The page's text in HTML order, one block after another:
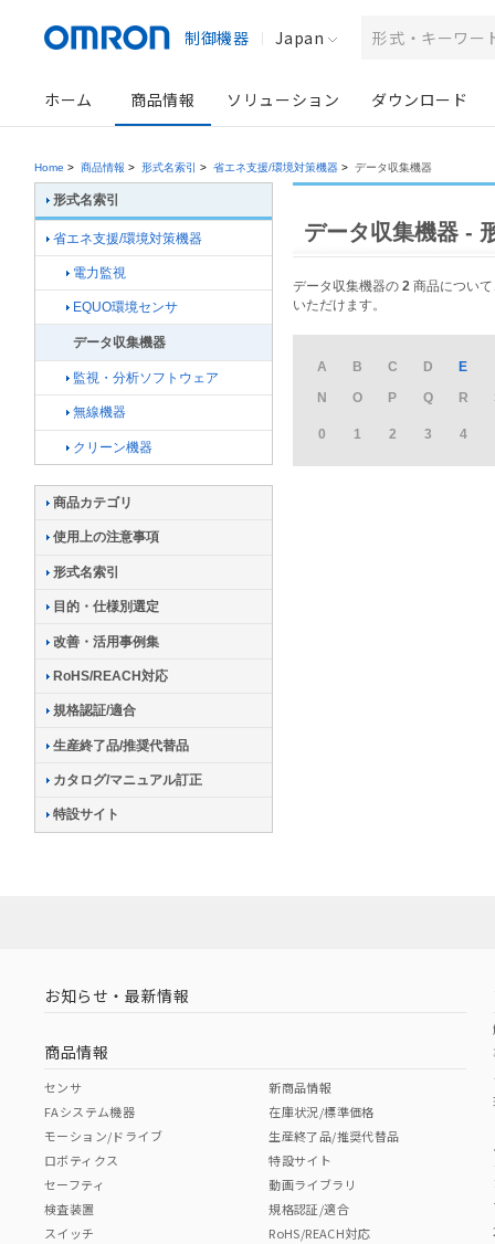
制御機器 Japan
ホーム 商品情報 ソリューション ダウンロード
Home > 商品情報 > 形式名索引 > 省エネ支援/環境対策機器 > データ収集機器
データ収集機器 -
データ収集機器の 2 商品につい
いただけます。
A B C D E
N
O P Q R
0 1 2 3 4
形式名索引
省エネ支援/環境対策機器
電力監視
EQUO環境センサ
データ収集機器
監視・分析ソフトウェア
無線機器
クリーン機器
商品カテゴリ
使用上の注意事項
形式名索引
目的・仕様別選定
改善・活用事例集
RoHS/REACH対応
規格認証/適合
生産終了品/推奨代替品
カタログ/マニュアル訂正
特設サイト
お知らせ・最新情報
商品情報
センサ
FAシステム機器
モーション/ドライブ
ロボティクス
セーフティ
検査装置
スイッチ
新商品情報
在庫状況/標準価格
生産終了品/推奨代替品
特設サイト
動画ライブラリ
規格認証/適合
RoHS/REACH対応